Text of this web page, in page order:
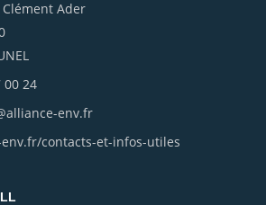
Clément Ader
00 24
env.fr
contacts-et-infos-utiles